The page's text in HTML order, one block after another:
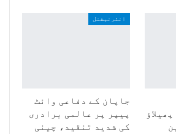
انٹرنیشنل
جاپان کے دفاعی وائٹ
پیپر پر عالمی برادری
کی شدید تنقید، چینی